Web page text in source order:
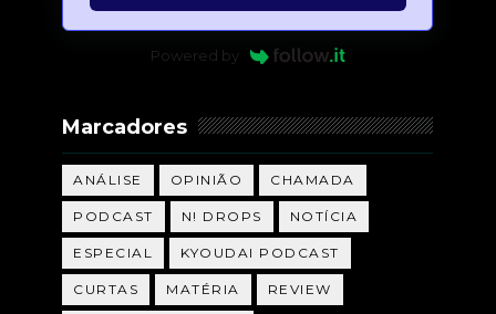
Powered by
Marcadores
ANÁLISE OPINIÃO CHAMADA
PODCAST N! DROPS NOTÍCIA
ESPECIAL KYOUDAI PODCAST
CURTAS MATÉRIA REVIEW